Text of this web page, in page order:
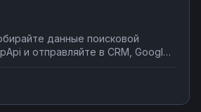
данные поисковой
и отправляйте в CRM, Google
анализируйте конкурентов,
рейтингов. Настройте
минут без